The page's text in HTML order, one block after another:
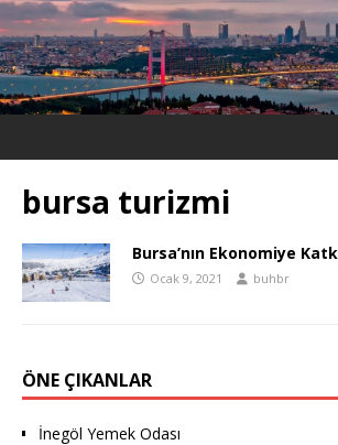
bursa turizmi
Bursa’nın Ekonomiye
Ocak 9, 2021 buhbr
ÖNE ÇIKANLAR
İnegöl Yemek Odası